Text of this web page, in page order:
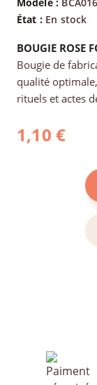
État : En stock
BOUGIE ROSE
Bougie de
qualité
rituels et actes
1,10 €